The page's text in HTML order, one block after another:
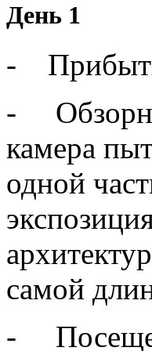
День 1
-
-
камера
одной
самой
-